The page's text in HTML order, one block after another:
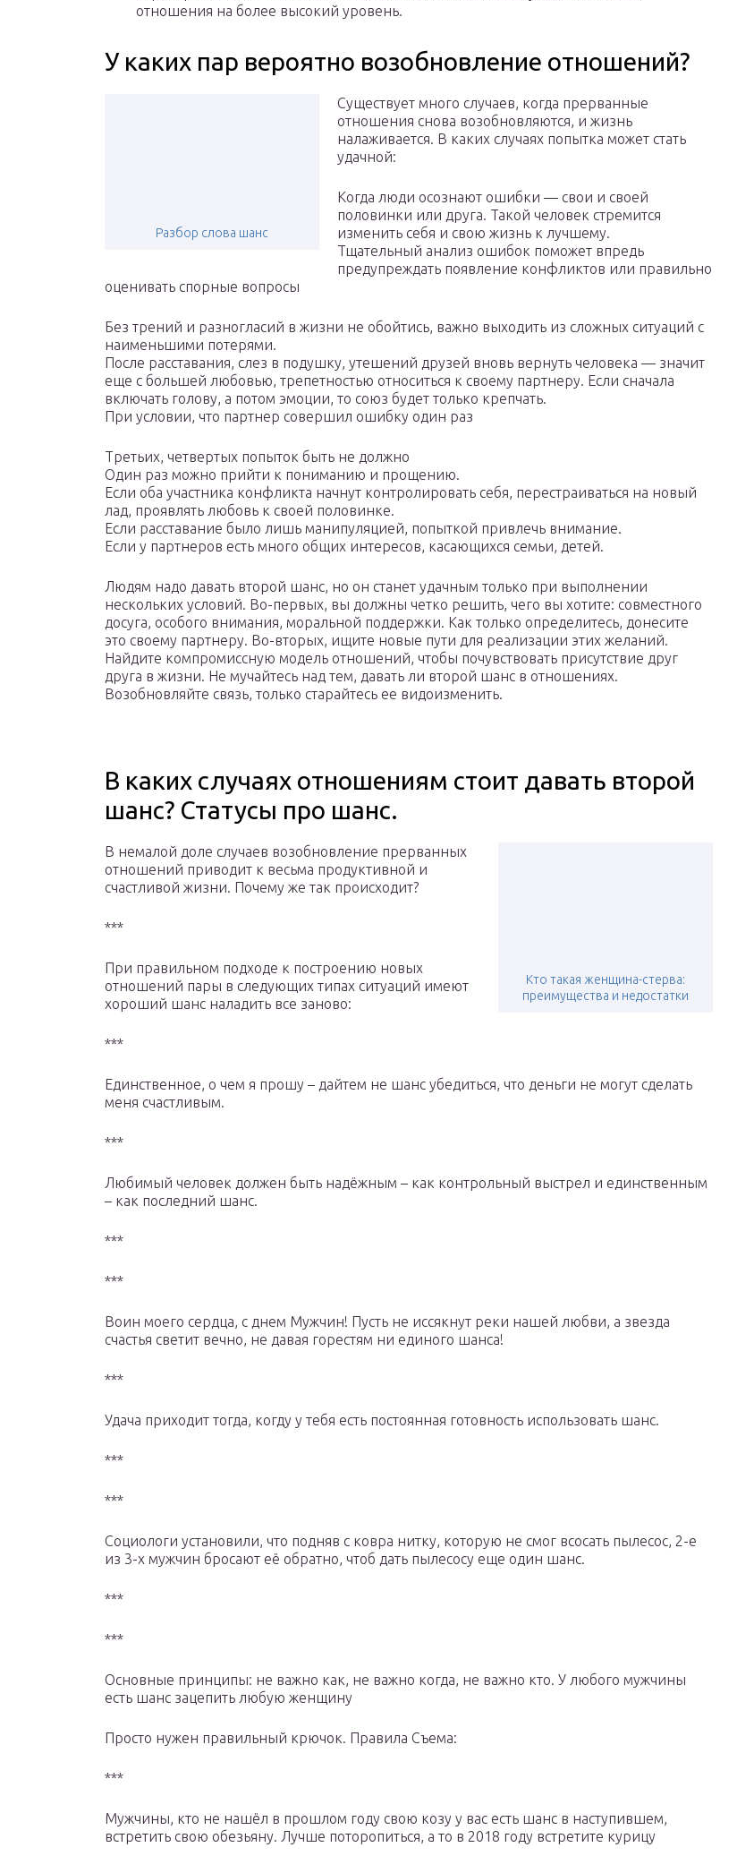
отношения на более высокий уровень.
У каких пар вероятно возобновление отношений?
Разбор слова шанс
Существует много случаев, когда прерванные
отношения снова возобновляются, и жизнь
налаживается. В каких случаях попытка может стать
удачной:
Когда люди осознают ошибки — свои и своей
половинки или друга. Такой человек стремится
изменить себя и свою жизнь к лучшему.
Тщательный анализ ошибок поможет впредь
предупреждать появление конфликтов или правильно
оценивать спорные вопросы
Без трений и разногласий в жизни не обойтись, важно выходить из сложных ситуаций с
наименьшими потерями.
После расставания, слез в подушку, утешений друзей вновь вернуть человека — значит
еще с большей любовью, трепетностью относиться к своему партнеру. Если сначала
включать голову, а потом эмоции, то союз будет только крепчать.
При условии, что партнер совершил ошибку один раз
Третьих, четвертых попыток быть не должно
Один раз можно прийти к пониманию и прощению.
Если оба участника конфликта начнут контролировать себя, перестраиваться на новый
лад, проявлять любовь к своей половинке.
Если расставание было лишь манипуляцией, попыткой привлечь внимание.
Если у партнеров есть много общих интересов, касающихся семьи, детей.
Людям надо давать второй шанс, но он станет удачным только при выполнении
нескольких условий. Во-первых, вы должны четко решить, чего вы хотите: совместного
досуга, особого внимания, моральной поддержки. Как только определитесь, донесите
это своему партнеру. Во-вторых, ищите новые пути для реализации этих желаний.
Найдите компромиссную модель отношений, чтобы почувствовать присутствие друг
друга в жизни. Не мучайтесь над тем, давать ли второй шанс в отношениях.
Возобновляйте связь, только старайтесь ее видоизменить.
В каких случаях отношениям стоит давать второй
шанс? Статусы про шанс.
Кто такая женщина-стерва:
преимущества и недостатки
В немалой доле случаев возобновление прерванных
отношений приводит к весьма продуктивной и
счастливой жизни. Почему же так происходит?
***
При правильном подходе к построению новых
отношений пары в следующих типах ситуаций имеют
хороший шанс наладить все заново:
***
Единственное, о чем я прошу – дайтем не шанс убедиться, что деньги не могут сделать
меня счастливым.
***
Любимый человек должен быть надёжным – как контрольный выстрел и единственным
– как последний шанс.
***
***
Воин моего сердца, с днем Мужчин! Пусть не иссякнут реки нашей любви, а звезда
счастья светит вечно, не давая горестям ни единого шанса!
***
Удача приходит тогда, когду у тебя есть постоянная готовность использовать шанс.
***
***
Социологи установили, что подняв с ковра нитку, которую не смог всосать пылесос, 2-e
из 3-х мужчин бросают её обратно, чтоб дать пылесосу еще один шанс.
***
***
Основные принципы: не важно как, не важно когда, не важно кто. У любого мужчины
есть шанс зацепить любую женщину
Просто нужен правильный крючок. Правила Съема:
***
Мужчины, кто не нашёл в прошлом году свою козу у вас есть шанс в наступившем,
встретить свою обезьяну. Лучше поторопиться, а то в 2018 году встретите курицу